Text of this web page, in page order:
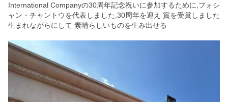
International Companyの30周年記念祝いに参加するために,フォシ
ャン・チャントウを代表しました.30周年を迎え 賞を受賞しました
生まれながらにして 素晴らしいものを生み出せる